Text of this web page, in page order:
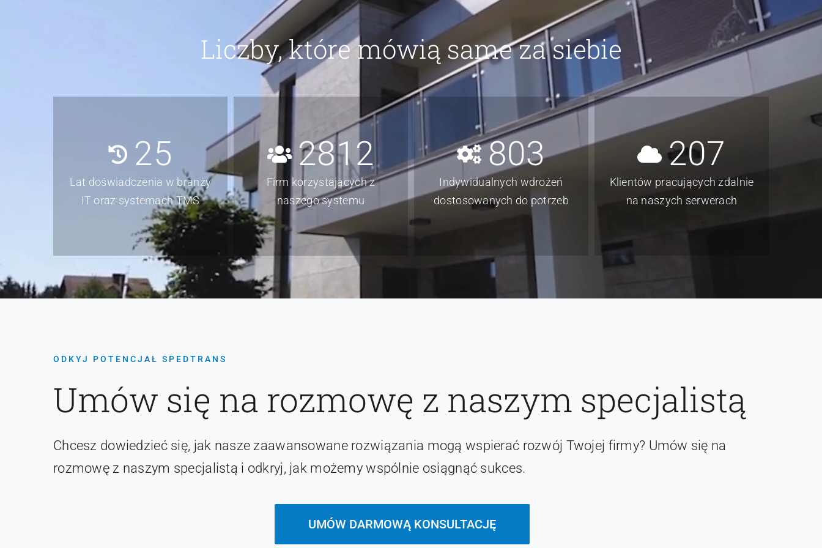
Liczby, które mówią same za siebie
25
Lat doświadczenia w branży
IT oraz systemach TMS
2812
Firm korzystających z
naszego systemu
803
Indywidualnych wdrożeń
dostosowanych do potrzeb
207
Klientów pracujących zdalnie
na naszych serwerach
ODKYJ POTENCJAŁ SPEDTRANS
Umów się na rozmowę z naszym specjalistą
Chcesz dowiedzieć się, jak nasze zaawansowane rozwiązania mogą wspierać rozwój Twojej firmy? Umów się na
rozmowę z naszym specjalistą i odkryj, jak możemy wspólnie osiągnąć sukces.
UMÓW DARMOWĄ KONSULTACJĘ